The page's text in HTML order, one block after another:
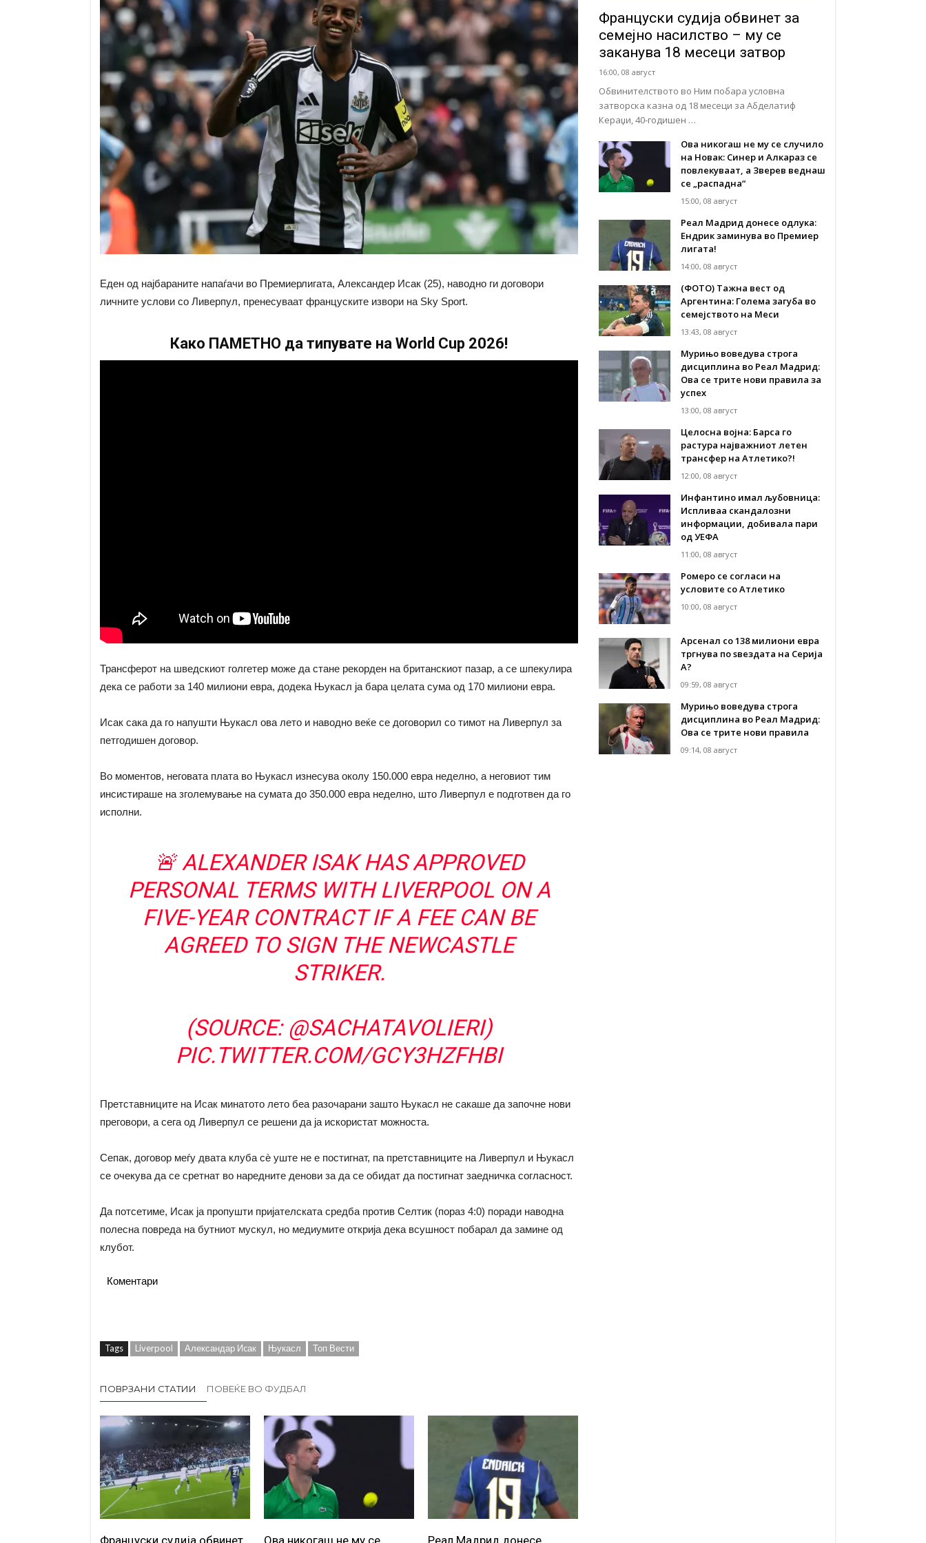
Еден од најбараните напаѓачи во Премиерлигата, Александер Исак (25), наводно ги договори
личните услови со Ливерпул, пренесуваат француските извори на Sky Sport.
Како ПАМЕТНО да типувате на World Cup 2026!
Трансферот на шведскиот голгетер може да стане рекорден на британскиот пазар, а се шпекулира
дека се работи за 140 милиони евра, додека Њукасл ја бара целата сума од 170 милиони евра.
Исак сака да го напушти Њукасл ова лето и наводно веќе се договорил со тимот на Ливерпул за
петгодишен договор.
Во моментов, неговата плата во Њукасл изнесува околу 150.000 евра неделно, а неговиот тим
инсистираше на зголемување на сумата до 350.000 евра неделно, што Ливерпул е подготвен да го
исполни.
🚨 ALEXANDER ISAK HAS APPROVED
PERSONAL TERMS WITH LIVERPOOL ON A
FIVE-YEAR CONTRACT IF A FEE CAN BE
AGREED TO SIGN THE NEWCASTLE
STRIKER.
(SOURCE: @SACHATAVOLIERI)
PIC.TWITTER.COM/GCY3HZFHBI
Претставниците на Исак минатото лето беа разочарани зашто Њукасл не сакаше да започне нови
преговори, а сега од Ливерпул се решени да ја искористат можноста.
Сепак, договор меѓу двата клуба сè уште не е постигнат, па претставниците на Ливерпул и Њукасл
се очекува да се сретнат во наредните денови за да се обидат да постигнат заедничка согласност.
Да потсетиме, Исак ја пропушти пријателската средба против Селтик (пораз 4:0) поради наводна
полесна повреда на бутниот мускул, но медиумите открија дека всушност побарал да замине од
клубот.
Коментари
Tags Liverpool Александар Иcак Њукасл Топ Вести
ПОВРЗАНИ СТАТИИ ПОВЕЌЕ ВО ФУДБАЛ
Француски судија обвинет за
семејно насилство – му се
заканува 18 месеци затвор
16:00, 08 август
Обвинителството во Ним побара условна
затворска казна од 18 месеци за Абделатиф
Кераџи, 40-годишен …
Ова никогаш не му се случило
на Новак: Синер и Алкараз се
повлекуваат, а Зверев веднаш
се „распадна“
15:00, 08 август
Реал Мадрид донесе одлука:
Eндрик заминува во Премиер
лигата!
14:00, 08 август
(ФОТО) Тажна вест од
Аргентина: Голема загуба во
семејството на Меси
13:43, 08 август
Мурињо воведува строга
дисциплина во Реал Мадрид:
Ова се трите нови правила за
успех
13:00, 08 август
Целосна војна: Барса го
растура најважниот летен
трансфер на Атлетико?!
12:00, 08 август
Инфантино имал љубовница:
Испливаа скандалозни
информации, добивала пари
од УЕФА
11:00, 08 август
Ромеро се согласи на
условите со Атлетико
10:00, 08 август
Арсенал со 138 милиони евра
тргнува по ѕвездата на Серија
А?
09:59, 08 август
Мурињо воведува строга
дисциплина во Реал Мадрид:
Ова се трите нови правила
09:14, 08 август